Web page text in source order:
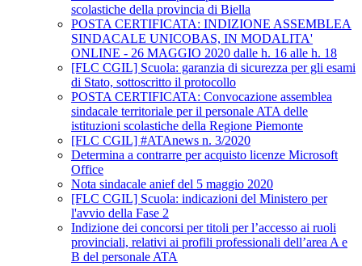
scolastiche della provincia di Biella
POSTA CERTIFICATA: INDIZIONE ASSEMBLEA
SINDACALE UNICOBAS, IN MODALITA'
ONLINE - 26 MAGGIO 2020 dalle h. 16 alle h. 18
[FLC CGIL] Scuola: garanzia di sicurezza per gli esami
di Stato, sottoscritto il protocollo
POSTA CERTIFICATA: Convocazione assemblea
sindacale territoriale per il personale ATA delle
istituzioni scolastiche della Regione Piemonte
[FLC CGIL] #ATAnews n. 3/2020
Determina a contrarre per acquisto licenze Microsoft
Office
Nota sindacale anief del 5 maggio 2020
[FLC CGIL] Scuola: indicazioni del Ministero per
l'avvio della Fase 2
Indizione dei concorsi per titoli per l’accesso ai ruoli
provinciali, relativi ai profili professionali dell’area A e
B del personale ATA